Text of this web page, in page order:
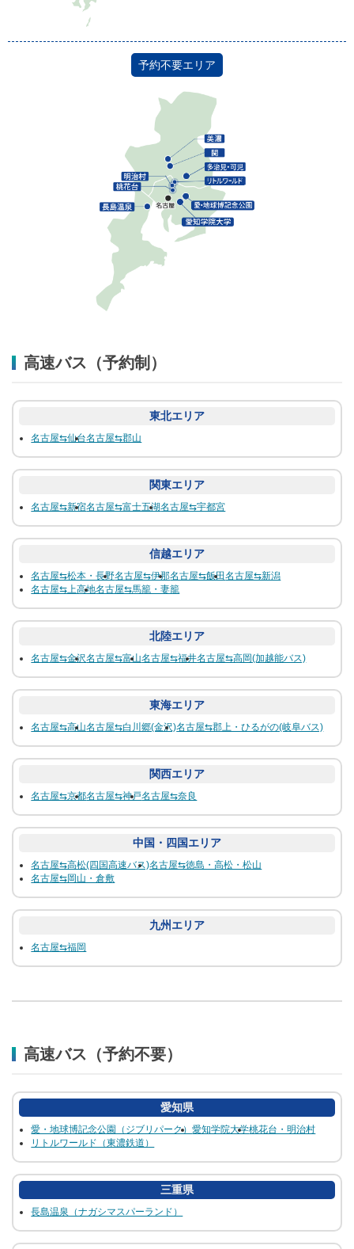
予約不要エリア
高速バス（予約制）
東北エリア
名古屋⇆仙台名古屋⇆郡山
関東エリア
名古屋⇆新宿名古屋⇆富士五湖名古屋⇆宇都宮
信越エリア
名古屋⇆松本・長野名古屋⇆伊那名古屋⇆飯田名古屋⇆新潟
名古屋⇆上高地名古屋⇆馬籠・妻籠
北陸エリア
名古屋⇆金沢名古屋⇆富山名古屋⇆福井名古屋⇆高岡(加越能バス)
東海エリア
名古屋⇆高山名古屋⇆白川郷(金沢)名古屋⇆郡上・ひるがの(岐阜バス)
関西エリア
名古屋⇆京都名古屋⇆神戸名古屋⇆奈良
中国・四国エリア
名古屋⇆高松(四国高速バス)名古屋⇆徳島・高松・松山
名古屋⇆岡山・倉敷
九州エリア
名古屋⇆福岡
高速バス（予約不要）
愛知県
愛・地球博記念公園（ジブリパーク）愛知学院大学桃花台・明治村
リトルワールド（東濃鉄道）
三重県
長島温泉（ナガシマスパーランド）